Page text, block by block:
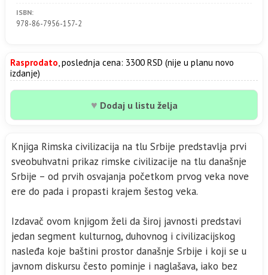
ISBN:
978-86-7956-157-2
Rasprodato, poslednja cena: 3300 RSD (nije u planu novo
izdanje)
♥ Dodaj u listu želja
Knjiga Rimska civilizacija na tlu Srbije predstavlja prvi
sveobuhvatni prikaz rimske civilizacije na tlu današnje
Srbije – od prvih osvajanja početkom prvog veka nove
ere do pada i propasti krajem šestog veka.
Izdavač ovom knjigom želi da široj javnosti predstavi
jedan segment kulturnog, duhovnog i civilizacijskog
nasleđa koje baštini prostor današnje Srbije i koji se u
javnom diskursu često pominje i naglašava, iako bez